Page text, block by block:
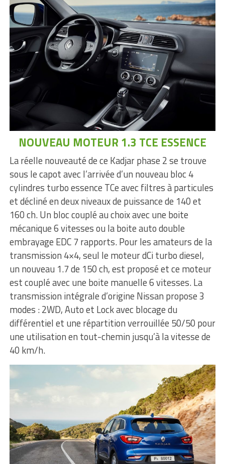
NOUVEAU MOTEUR 1.3 TCE ESSENCE
La réelle nouveauté de ce Kadjar phase 2 se trouve
sous le capot avec l’arrivée d’un nouveau bloc 4
cylindres turbo essence TCe avec filtres à particules
et décliné en deux niveaux de puissance de 140 et
160 ch. Un bloc couplé au choix avec une boite
mécanique 6 vitesses ou la boite auto double
embrayage EDC 7 rapports. Pour les amateurs de la
transmission 4×4, seul le moteur dCi turbo diesel,
un nouveau 1.7 de 150 ch, est proposé et ce moteur
est couplé avec une boite manuelle 6 vitesses. La
transmission intégrale d’origine Nissan propose 3
modes : 2WD, Auto et Lock avec blocage du
différentiel et une répartition verrouillée 50/50 pour
une utilisation en tout-chemin jusqu’à la vitesse de
40 km/h.